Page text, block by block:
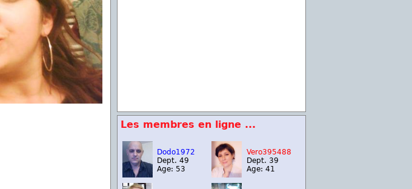
Les membres en ligne ...
Dodo1972
Dept. 49
Age: 53
Vero395488
Dept. 39
Age: 41